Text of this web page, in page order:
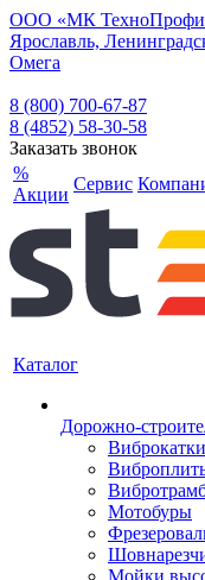
ООО «МК ТехноПрофи»
Ярославль,
Омега
8 (800) 700-67-87
8 (4852) 58-30-58
Заказать звонок
%
Акции
Сервис
Каталог
Дорожно-
Виброкатки
Мотобуры